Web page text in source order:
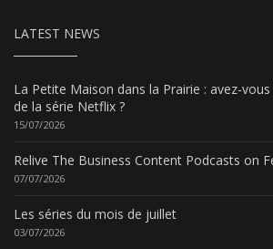
LATEST NEWS
La Petite Maison dans la Prairie : avez-
de la série Netflix ?
15/07/2026
Relive The Business Content Podcasts on
07/07/2026
Les séries du mois de juillet
03/07/2026